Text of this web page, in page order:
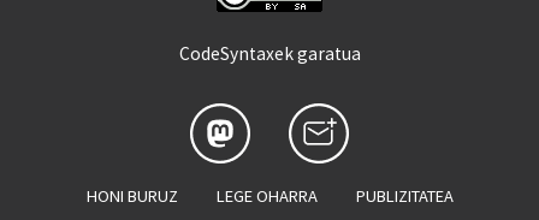
CodeSyntaxek garatua
HONI BURUZ LEGE OHARRA PUBLIZITATEA